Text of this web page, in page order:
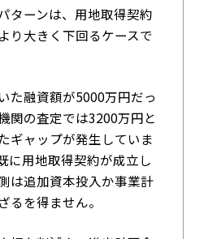
ターンは、用地取得契約
り大きく下回るケースで
た融資額が5000万円だっ
関の査定では3200万円と
ギャップが発生していま
に用地取得契約が成立し
は追加資本投入か事業計
るを得ません。